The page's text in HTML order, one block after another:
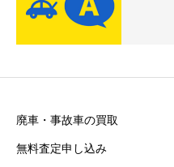
廃車・事故車の買取
無料査定申し込み